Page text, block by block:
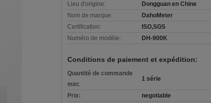
Lieu d'origine:
Dongguan en Chine
Nom de marque:
DahoMeter
Certification:
ISO,SGS
Numéro de modèle:
DH-900K
Conditions de paiement et expédition:
Quantité de commande
min:
1 série
Prix: negotiable